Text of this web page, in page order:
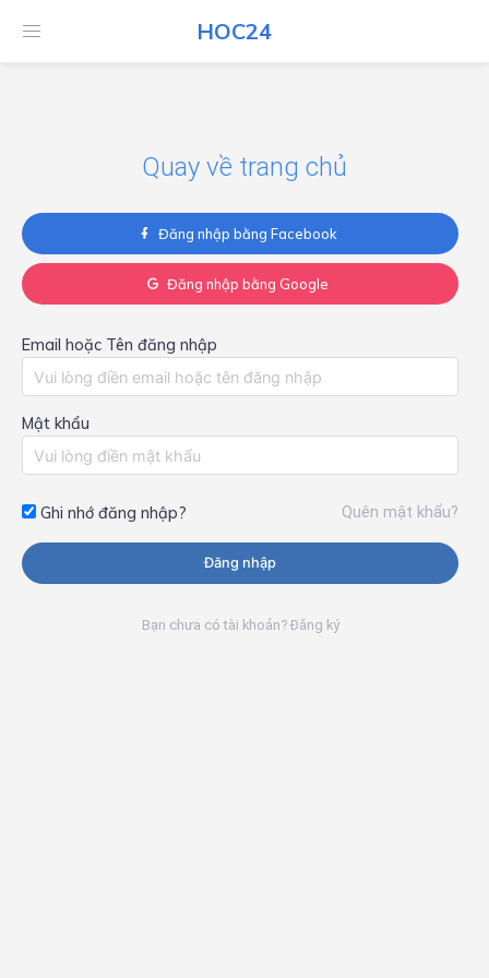
HOC24
HOC24
Quay về trang chủ
Đăng nhập bằng Facebook
Đăng nhập bằng Google
Email hoặc Tên đăng nhập
Mật khẩu
Ghi nhớ đăng nhập? Quên mật khẩu?
Đăng nhập
Bạn chưa có tài khoản? Đăng ký